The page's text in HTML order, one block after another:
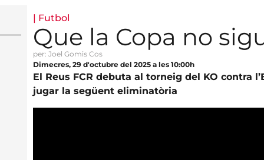
| Futbol
Que la Copa no
per: Joel Gomis Cos
Dimecres, 29 d'octubre del 2025 a les 10:00h
El Reus FCR debuta al torneig del KO contra
jugar la següent eliminatòria